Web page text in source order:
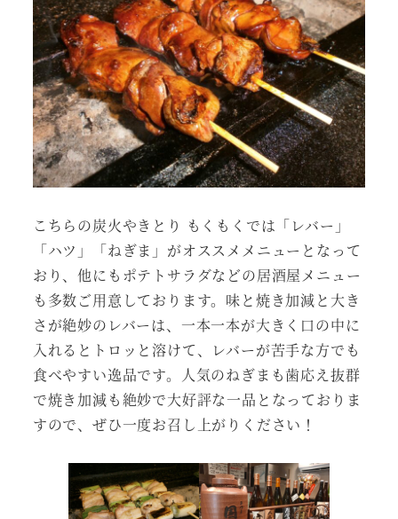
こちらの炭火やきとり もくもくでは「レバー」
「ハツ」「ねぎま」がオススメメニューとなって
おり、他にもポテトサラダなどの居酒屋メニュー
も多数ご用意しております。味と焼き加減と大き
さが絶妙のレバーは、一本一本が大きく口の中に
入れるとトロッと溶けて、レバーが苦手な方でも
食べやすい逸品です。人気のねぎまも歯応え抜群
で焼き加減も絶妙で大好評な一品となっておりま
すので、ぜひ一度お召し上がりください！